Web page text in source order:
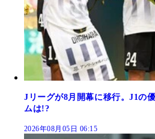
Jリーグが8月開幕に移行。J1の
ムは!?
2026年08月05日 06:15